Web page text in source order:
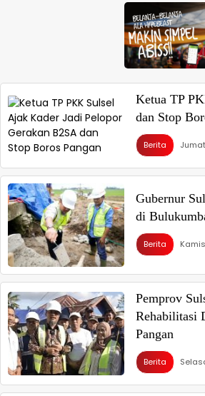
Ketua TP
dan Stop
Berita
Gubernur
di
Berita
Pemprov
Rehabilitasi
Pangan
Berita